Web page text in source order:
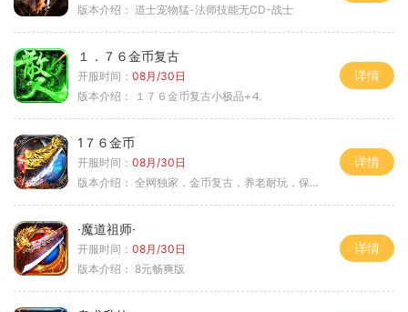
版本介绍： 道士宠物猛-法师技能无CD-战士
１．７６金币复古
开服时间： 08月/30日
版本介绍：
１７６金币复古小极品+⒋
详情
1７６金币
开服时间： 08月/30日
版本介绍： 全网独家，金币复古，养老耐玩，保底回収
详情
·魔道祖师·
开服时间： 08月/30日
版本介绍： 8元畅爽版
详情